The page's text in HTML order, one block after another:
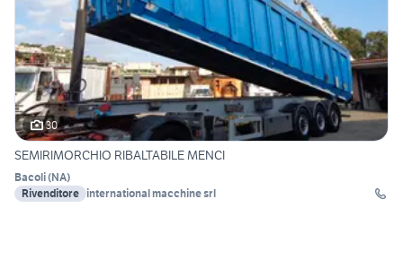
30
SEMIRIMORCHIO RIBALTABILE MENCI
Bacoli(NA)
Rivenditore international macchine srl